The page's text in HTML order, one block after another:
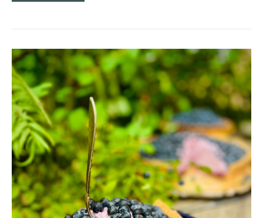
GO’KVÄLLPREMIÄR!